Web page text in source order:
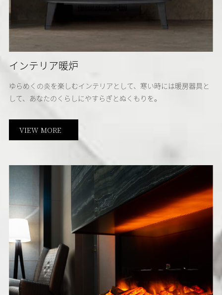
インテリア暖炉
ゆらめくの炎を楽しむインテリアとして、寒い時には暖房器具と
して、あなたのくらしにやすらぎとぬくもりを。
VIEW MORE